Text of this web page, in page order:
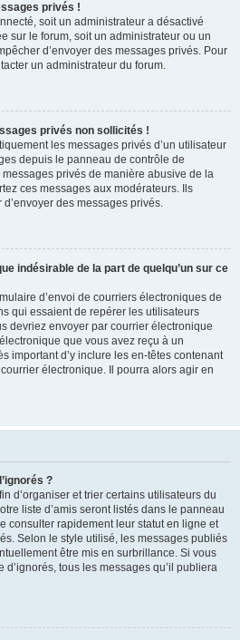
privés !
soit un administrateur a désactivé
sur le forum, soit un administrateur ou un
d’envoyer des messages privés. Pour
un administrateur du forum.
privés non sollicités !
les messages privés d’un utilisateur
depuis le panneau de contrôle de
messages privés de manière abusive de la
ces messages aux modérateurs. Ils
des messages privés.
indésirable de la part de quelqu’un sur ce
d’envoi de courriers électroniques de
qui essaient de repérer les utilisateurs
devriez envoyer par courrier électronique
que vous avez reçu à un
important d’y inclure les en-têtes contenant
électronique. Il pourra alors agir en
?
d’organiser et trier certains utilisateurs du
liste d’amis seront listés dans le panneau
consulter rapidement leur statut en ligne et
Selon le style utilisé, les messages publiés
être mis en surbrillance. Si vous
tous les messages qu’il publiera